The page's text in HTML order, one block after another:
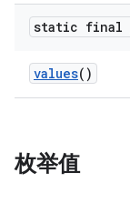
static final
values()
枚举值